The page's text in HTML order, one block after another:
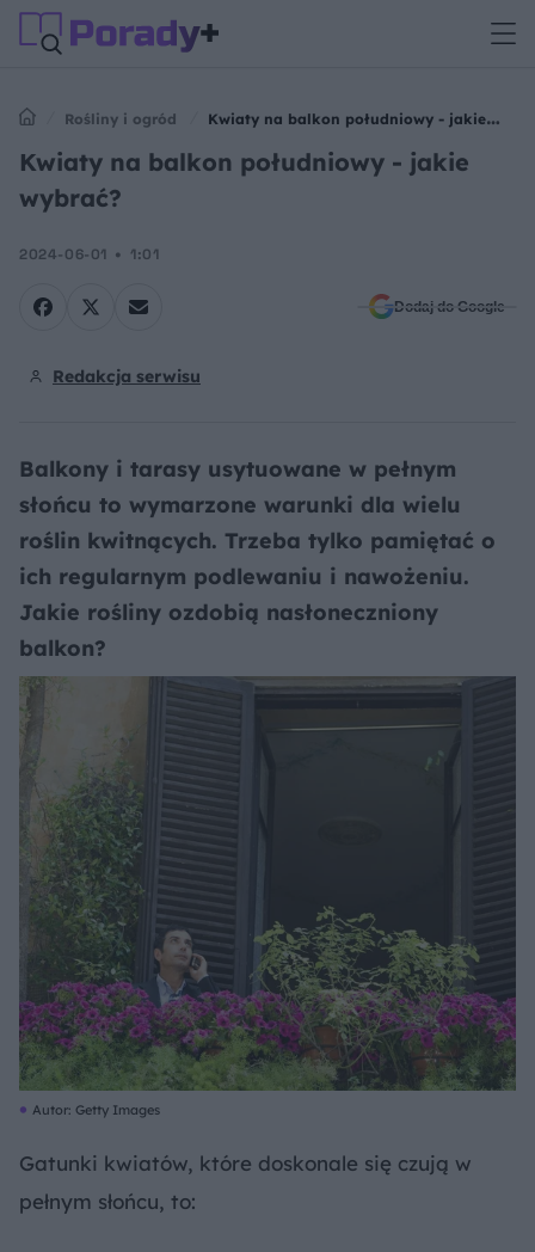
Rośliny i ogród
Kwiaty na balkon południowy - jakie
wybrać?
Kwiaty na balkon południowy - jakie
wybrać?
2024-06-01 1:01
Dodaj do Google
Redakcja serwisu
Balkony i tarasy usytuowane w pełnym
słońcu to wymarzone warunki dla wielu
roślin kwitnących. Trzeba tylko pamiętać o
ich regularnym podlewaniu i nawożeniu.
Jakie rośliny ozdobią nasłoneczniony
balkon?
Autor: Getty Images
Gatunki kwiatów, które doskonale się czują w
pełnym słońcu, to: